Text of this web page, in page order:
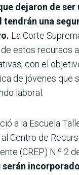
dejaron de
una
La Corte
estos recursos
con el
de jóvenes que
laboral.
a la Escuela
Centro de
(CREP) N.º 2
serán